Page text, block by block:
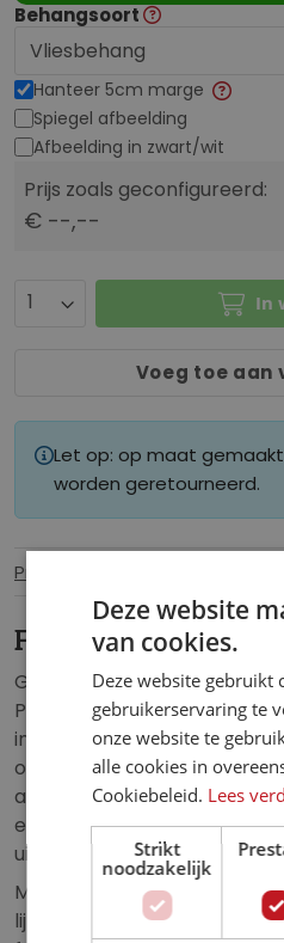
Behangsoort
Hanteer 5cm marge
Spiegel afbeelding
Afbeelding in zwart/wit
Prijs zoals geconfigureerd:
€ --,--
In
Voeg toe
Let op: op maat
worden geretourneerd.
Productinformatie
Fotobehang Paw
Ga op een tropisch
Paw Patrol Jungle. De
in de jungle en klaar om
ontdekkingen te doen. De
avontuurlijke details maken
een speelse kinderkamer
uitstraling.
Met een haarscherpe print
lijkt het alsof je zelf in het
Deze website
van cookies.
Deze website gebruikt
gebruikerservaring te
onze website te
alle cookies in
Cookiebeleid. Lees
Strikt
noodzakelijk